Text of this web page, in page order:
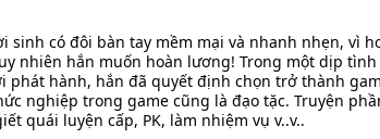
sinh có đôi bàn tay mềm mại và nhanh nhẹn, vì
nhiên hắn muốn hoàn lương! Trong một dịp
phát hành, hắn đã quyết định chọn trở thành
nghiệp trong game cũng là đạo tặc. Truyện
quái luyện cấp, PK, làm nhiệm vụ v..v..